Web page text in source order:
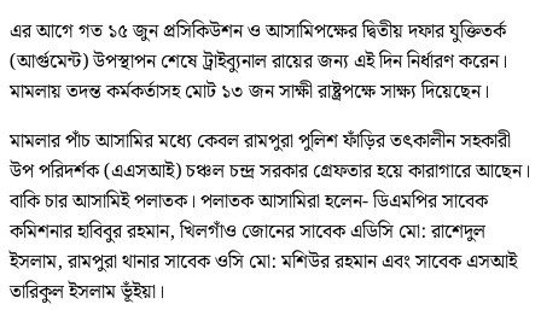
এর আগে গত ১৫ জুন প্রসিকিউশন ও আসামিপক্ষের দ্বিতীয় দফার যুক্তিতর্ক
(আর্গুমেন্ট) উপস্থাপন শেষে ট্রাইব্যুনাল রায়ের জন্য এই দিন নির্ধারণ করেন।
মামলায় তদন্ত কর্মকর্তাসহ মোট ১৩ জন সাক্ষী রাষ্ট্রপক্ষে সাক্ষ্য দিয়েছেন।
মামলার পাঁচ আসামির মধ্যে কেবল রামপুরা পুলিশ ফাঁড়ির তৎকালীন সহকারী
উপ পরিদর্শক (এএসআই) চঞ্চল চন্দ্র সরকার গ্রেফতার হয়ে কারাগারে আছেন।
বাকি চার আসামিই পলাতক। পলাতক আসামিরা হলেন- ডিএমপির সাবেক
কমিশনার হাবিবুর রহমান, খিলগাঁও জোনের সাবেক এডিসি মো: রাশেদুল
ইসলাম, রামপুরা থানার সাবেক ওসি মো: মশিউর রহমান এবং সাবেক এসআই
তারিকুল ইসলাম ভূঁইয়া।